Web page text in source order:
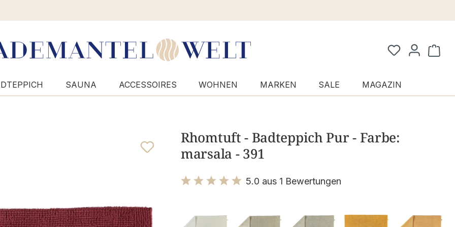
SAUNA ACCESSOIRES WOHNEN MARKEN SALE MAGAZIN
Rhomtuft - Badteppich Pur - Farbe:
marsala - 391
5.0 aus 1 Bewertungen